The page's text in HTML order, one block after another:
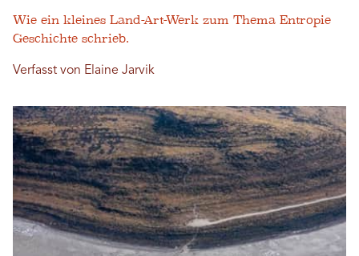
Wie ein kleines Land-Art-Werk zum Thema Entropie
Geschichte schrieb.
Verfasst von Elaine Jarvik